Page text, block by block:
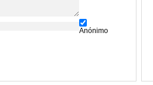
Anónimo